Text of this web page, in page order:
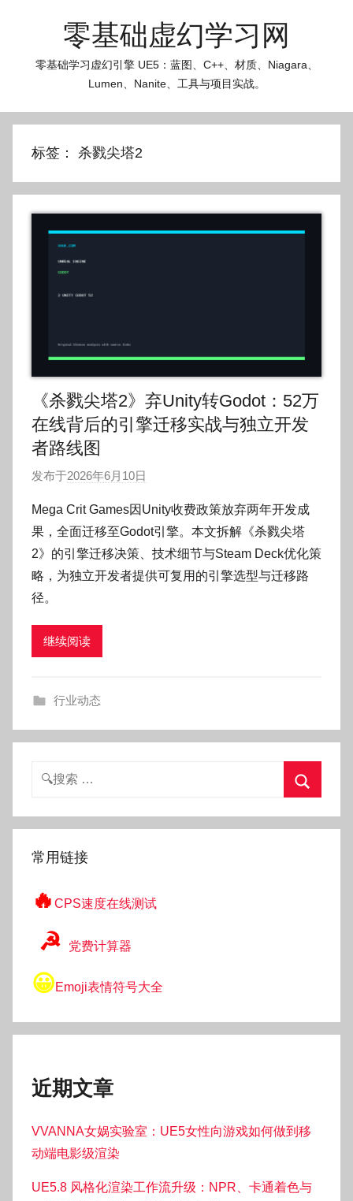
零基础虚幻学习网
零基础学习虚幻引擎 UE5：蓝图、C++、材质、Niagara、
Lumen、Nanite、工具与项目实战。
标签： 杀戮尖塔2
《杀戮尖塔2》弃Unity转Godot：52万
在线背后的引擎迁移实战与独立开发
者路线图
发布于2026年6月10日
:
O
k
g
Mega Crit Games因Unity收费政策放弃两年开发成
果，全面迁移至Godot引擎。本文拆解《杀戮尖塔
2》的引擎迁移决策、技术细节与Steam Deck优化策
略，为独立开发者提供可复用的引擎选型与迁移路
径。
继续阅读
行业动态
搜
索
常用链接
🔥 CPS速度在线测试
☭ 党费计算器
😀Emoji表情符号大全
近期文章
VVANNA女娲实验室：UE5女性向游戏如何做到移
动端电影级渲染
UE5.8 风格化渲染工作流升级：NPR、卡通着色与